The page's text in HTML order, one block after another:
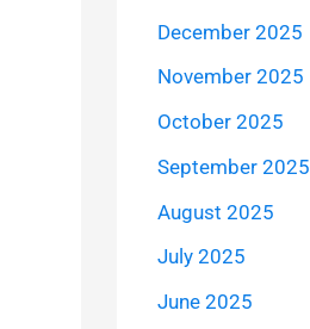
December 2025
November 2025
October 2025
September 2025
August 2025
July 2025
June 2025